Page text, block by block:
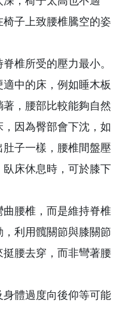
，腰部比較能夠自然
因為臀部會下沈，如
子一樣，腰椎間盤壓
床休息時，可於膝下
腰椎，而是維持脊椎
利用髖關節與膝關節
腰去穿，而非彎著腰
體過度向後仰等可能
不要只扭轉上半身，
來。
公分，一腳在前，另
蹲下，保持背部平